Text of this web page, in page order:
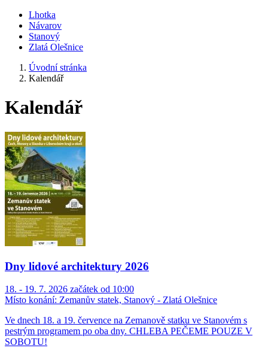
Lhotka
Návarov
Stanový
Zlatá Olešnice
Úvodní stránka
Kalendář
Kalendář
Dny lidové architektury 2026
18. - 19. 7. 2026 začátek od 10:00
Místo konání: Zemanův statek, Stanový - Zlatá Olešnice
Ve dnech 18. a 19. července na Zemanově statku ve Stanovém s
pestrým programem po oba dny. CHLEBA PEČEME POUZE V
SOBOTU!